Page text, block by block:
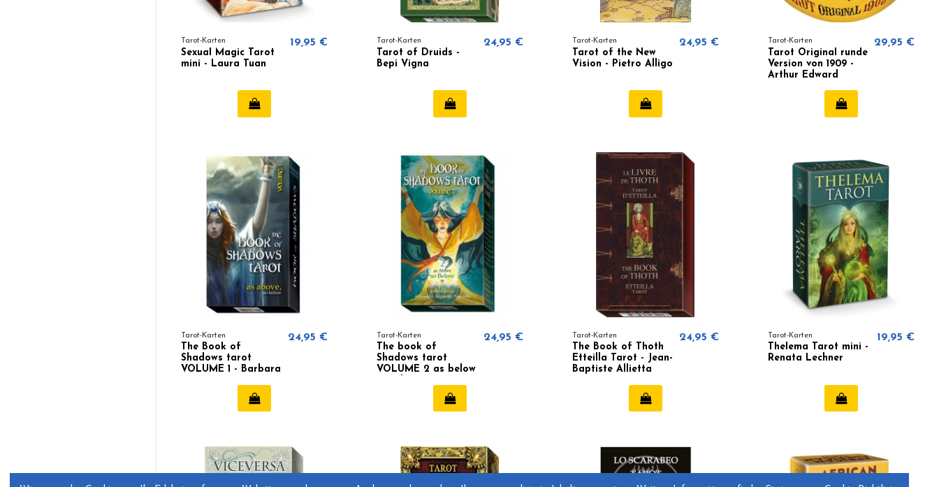
Tarot-Karten
Sexual Magic Tarot
mini - Laura Tuan
19,95 € Tarot-Karten
Tarot of Druids -
Bepi Vigna
24,95 € Tarot-Karten
Tarot of the New
Vision - Pietro Alligo
24,95 € Tarot-Karten
Tarot Original runde
Version von 1909 -
Arthur Edward
29,95 €
Tarot-Karten
The Book of
Shadows tarot
VOLUME 1 - Barbara
24,95 € Tarot-Karten
The book of
Shadows tarot
VOLUME 2 as below
24,95 € Tarot-Karten
The Book of Thoth
Etteilla Tarot - Jean-
Baptiste Allietta
24,95 € Tarot-Karten
Thelema Tarot mini -
Renata Lechner
19,95 €